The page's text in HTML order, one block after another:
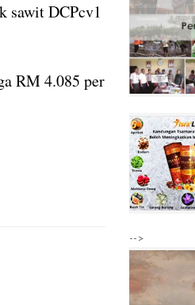
sawit DCPcv1
RM 4.085 per
-->